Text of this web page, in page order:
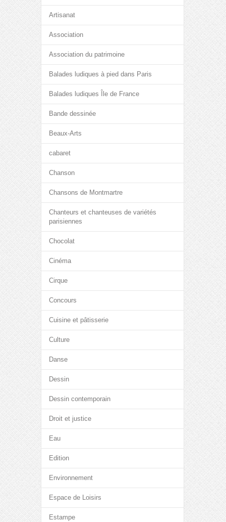
Artisanat
Association
Association du patrimoine
Balades ludiques à pied dans Paris
Balades ludiques Île de France
Bande dessinée
Beaux-Arts
cabaret
Chanson
Chansons de Montmartre
Chanteurs et chanteuses de variétés
parisiennes
Chocolat
Cinéma
Cirque
Concours
Cuisine et pâtisserie
Culture
Danse
Dessin
Dessin contemporain
Droit et justice
Eau
Edition
Environnement
Espace de Loisirs
Estampe